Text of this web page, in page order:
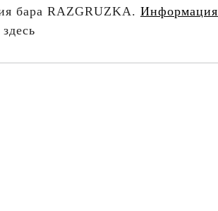
бара RAZGRUZKA. Информация